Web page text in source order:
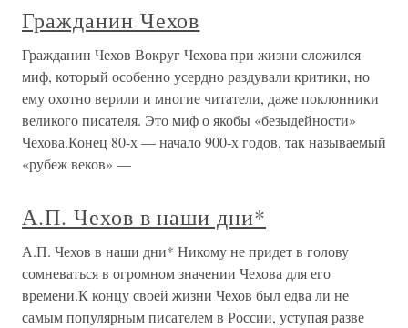
Гражданин Чехов
Гражданин Чехов Вокруг Чехова при жизни сложился
миф, который особенно усердно раздували критики, но
ему охотно верили и многие читатели, даже поклонники
великого писателя. Это миф о якобы «безыдейности»
Чехова.Конец 80-х — начало 900-х годов, так называемый
«рубеж веков» —
А.П. Чехов в наши дни*
А.П. Чехов в наши дни* Никому не придет в голову
сомневаться в огромном значении Чехова для его
времени.К концу своей жизни Чехов был едва ли не
самым популярным писателем в России, уступая разве